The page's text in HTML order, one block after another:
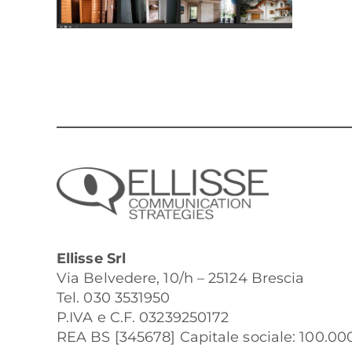
Ellisse Srl
Via Belvedere, 10/h – 25124 Brescia
Tel. 030 3531950
P.IVA e C.F. 03239250172
REA BS [345678] Capitale sociale: